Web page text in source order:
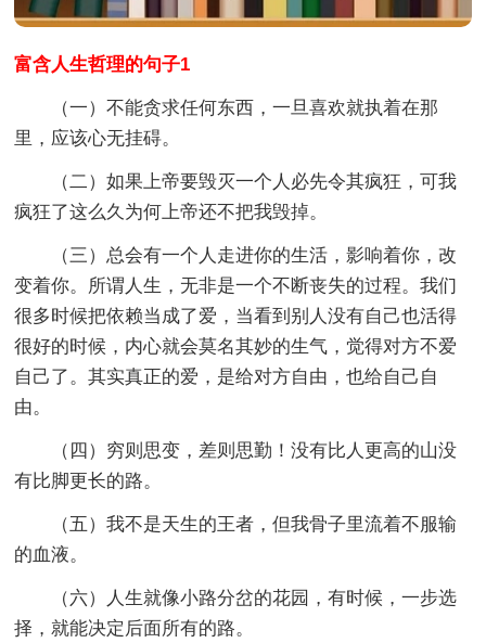
富含人生哲理的句子1
（一）不能贪求任何东西，一旦喜欢就执着在那
里，应该心无挂碍。
（二）如果上帝要毁灭一个人必先令其疯狂，可我
疯狂了这么久为何上帝还不把我毁掉。
（三）总会有一个人走进你的生活，影响着你，改
变着你。所谓人生，无非是一个不断丧失的过程。我们
很多时候把依赖当成了爱，当看到别人没有自己也活得
很好的时候，内心就会莫名其妙的生气，觉得对方不爱
自己了。其实真正的爱，是给对方自由，也给自己自
由。
（四）穷则思变，差则思勤！没有比人更高的山没
有比脚更长的路。
（五）我不是天生的王者，但我骨子里流着不服输
的血液。
（六）人生就像小路分岔的花园，有时候，一步选
择，就能决定后面所有的路。